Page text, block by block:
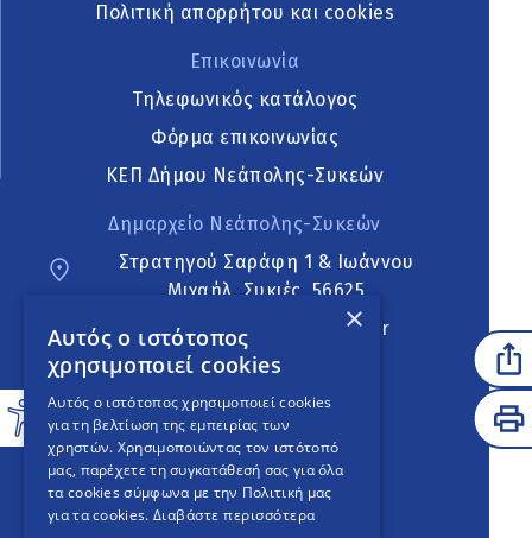
Πολιτική απορρήτου και cookies
Επικοινωνία
Τηλεφωνικός κατάλογος
Φόρμα επικοινωνίας
ΚΕΠ Δήμου Νεάπολης-Συκεών
Δημαρχείο Νεάπολης-Συκεών
Στρατηγού Σαράφη 1 & Ιωάννου
Μιχαήλ, Συκιές, 56625
neapoli.sykies@ddt.gov.gr
Ακολουθήστε
English Version
An project
×
Αυτός ο ιστότοπος
χρησιμοποιεί cookies
Αυτός ο ιστότοπος χρησιμοποιεί cookies
για τη βελτίωση της εμπειρίας των
χρηστών. Χρησιμοποιώντας τον ιστότοπό
μας, παρέχετε τη συγκατάθεσή σας για όλα
τα cookies σύμφωνα με την Πολιτική μας
για τα cookies. Διαβάστε περισσότερα